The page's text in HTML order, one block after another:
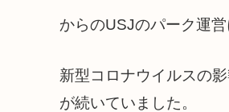
からのUSJのパーク運営
新型コロナウイルスの
が続いていました。